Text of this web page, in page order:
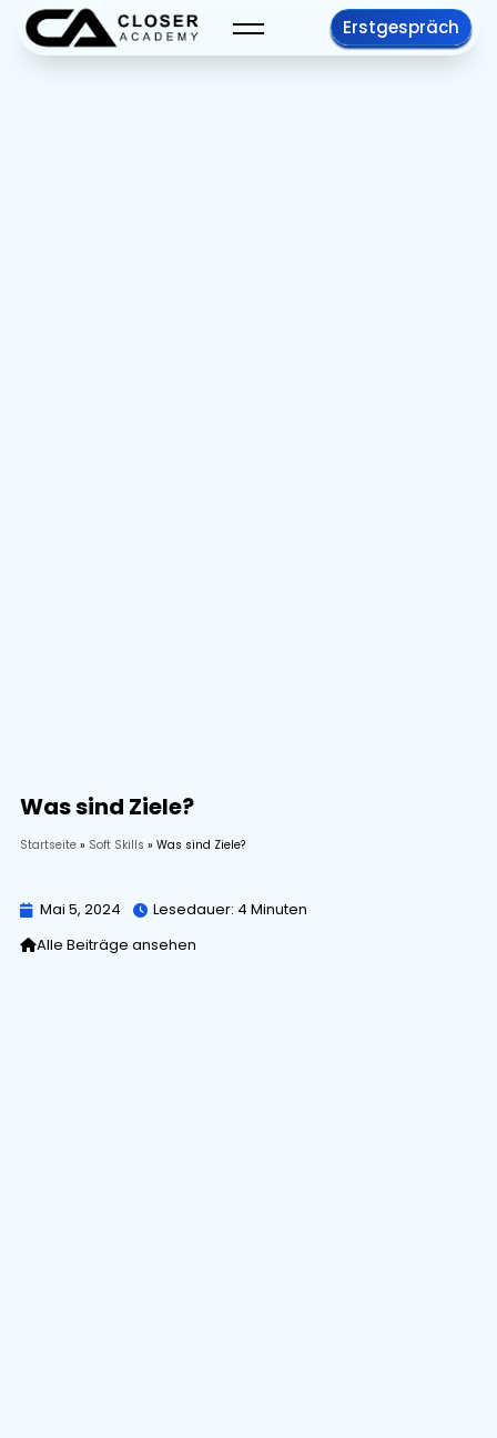
Erstgespräch
Was sind Ziele?
Startseite» Soft Skills » Was sind Ziele?
Mai 5, 2024 Lesedauer: 4 Minuten
Alle Beiträge ansehen